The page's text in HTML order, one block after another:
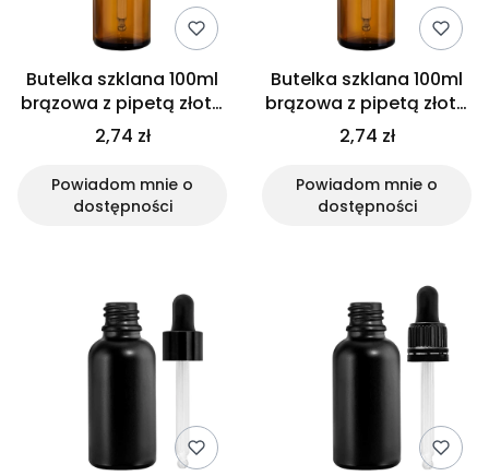
Butelka szklana 100ml
brązowa z pipetą złotą
białą
2,74 zł
Powiadom mnie o
dostępności
Butelka szklana 100ml
brązowa z pipetą złoto
czarną
2,74 zł
Powiadom mnie o
dostępności